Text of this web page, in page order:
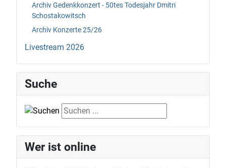
Archiv Gedenkkonzert - 50tes Todesjahr Dmitri
Schostakowitsch
Archiv Konzerte 25/26
Livestream 2026
Suche
Suche
Wer ist online